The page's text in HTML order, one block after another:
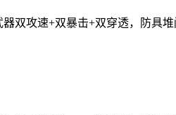
双攻速+双暴击+双穿透，防具